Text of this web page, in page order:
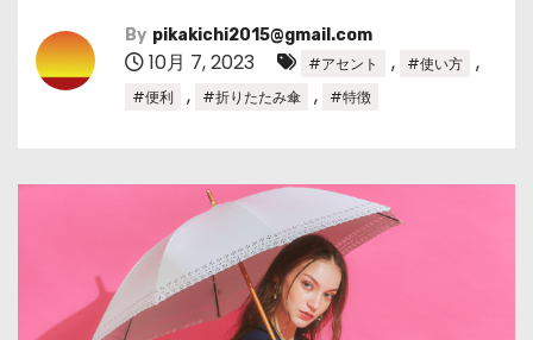
By pikakichi2015@gmail.com
10月 7, 2023 #アセント , #使い方 ,
#便利 , #折りたたみ傘 , #特徴